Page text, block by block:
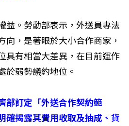
益。勞動部表示，外送員專法
向，是著眼於大小合作商家，
具有相當大差異，在目前運作
於弱勢議約地位。
部訂定「外送合作契約範
確揭露其費用收取及抽成、貨